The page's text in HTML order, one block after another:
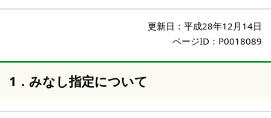
更新日： 平成28年12月14日
ページID：P0018089
1．みなし指定について